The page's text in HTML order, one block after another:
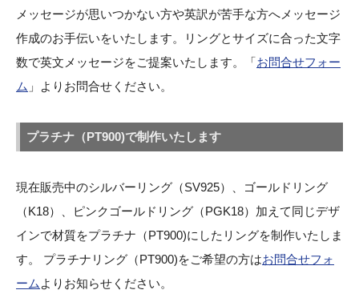
メッセージが思いつかない方や英訳が苦手な方へメッセージ
作成のお手伝いをいたします。リングとサイズに合った文字
数で英文メッセージをご提案いたします。「お問合せフォー
ム 」よりお問合せください。
プラチナ（PT900)で制作いたします
現在販売中のシルバーリング（SV925）、ゴールドリング
（K18）、ピンクゴールドリング（PGK18）加えて同じデザ
インで材質をプラチナ（PT900)にしたリングを制作いたしま
す。 プラチナリング（PT900)をご希望の方はお問合せフォ
ーム よりお知らせください。